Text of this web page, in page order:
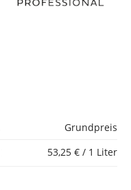
Grundpreis
53,25 € / 1 Liter